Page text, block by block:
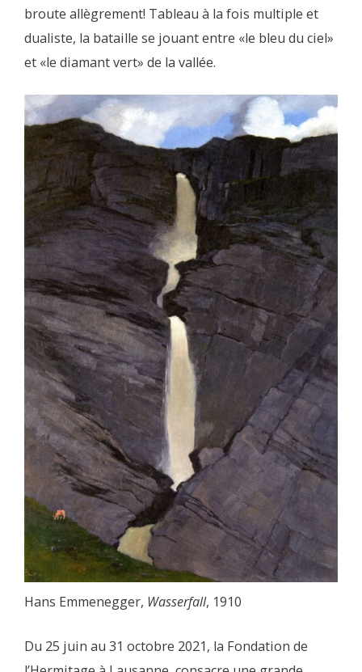
broute allègrement! Tableau à la fois multiple et
dualiste, la bataille se jouant entre «le bleu du ciel»
et «le diamant vert» de la vallée.
Hans Emmenegger, Wasserfall, 1910
Du 25 juin au 31 octobre 2021, la Fondation de